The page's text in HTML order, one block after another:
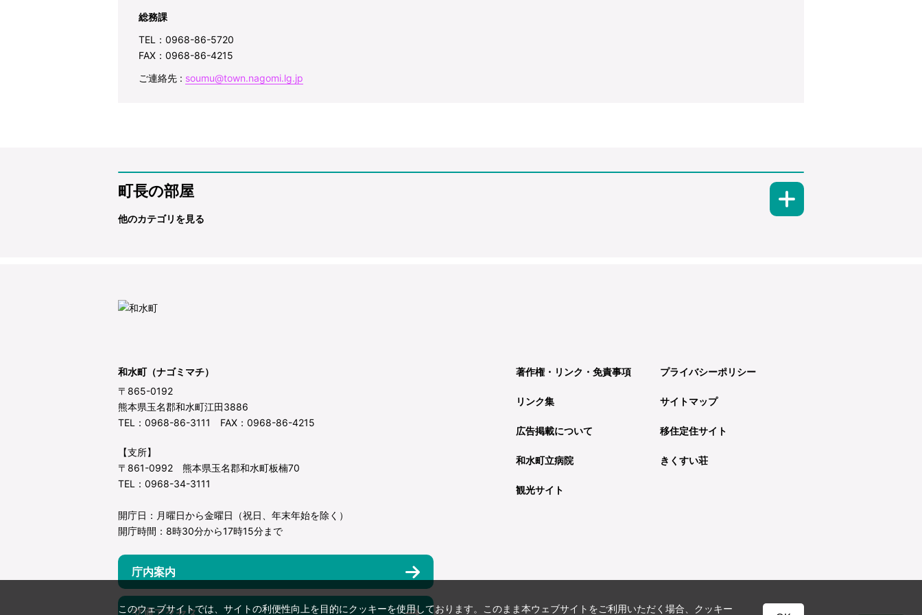
総務課
TEL：0968-86-5720
FAX：0968-86-4215
ご連絡先 : soumu@town.nagomi.lg.jp
町長の部屋
他のカテゴリを見る
和水町（ナゴミマチ）
〒865-0192
熊本県玉名郡和水町江田3886
TEL：0968-86-3111 FAX：0968-86-4215
【支所】
〒861-0992 熊本県玉名郡和水町板楠70
TEL：0968-34-3111
開庁日：月曜日から金曜日（祝日、年末年始を除く）
開庁時間：8時30分から17時15分まで
庁内案内
著作権・リンク・免責事項 プライバシーポリシー
リンク集 サイトマップ
広告掲載について 移住定住サイト
和水町立病院 きくすい荘
観光サイト
このウェブサイトでは、サイトの利便性向上を目的にクッキーを使用しております。このまま本ウェブサイトをご利用いただく場合、クッキー